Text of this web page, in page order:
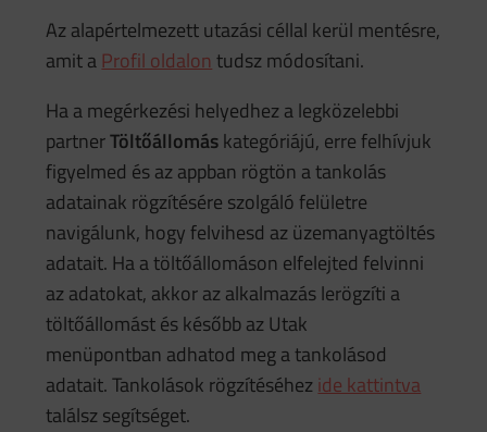
Az alapértelmezett utazási céllal kerül mentésre,
amit a Profil oldalon tudsz módosítani.
Ha a megérkezési helyedhez a legközelebbi
partnerTöltőállomáskategóriájú, erre felhívjuk
figyelmed és az appban rögtön a tankolás
adatainak rögzítésére szolgáló felületre
navigálunk, hogy felvihesd az üzemanyagtöltés
adatait. Ha a töltőállomáson elfelejted felvinni
az adatokat, akkor az alkalmazás lerögzíti a
töltőállomást és később az Utak
menüpontban adhatod meg a tankolásod
adatait. Tankolások rögzítéséhezide kattintva
találsz segítséget.